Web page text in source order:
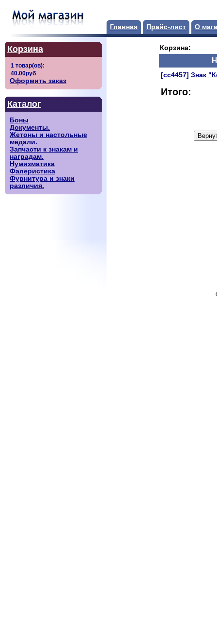
Главная Прайс-лист О
Корзина
Оформить заказ
Каталог
Боны
Документы.
Жетоны и настольные
медали.
Запчасти к знакам и
наградам.
Нумизматика
Фалеристика
Фурнитура и знаки
различия.
Корзина:
[сс4457] Знак
Итого: